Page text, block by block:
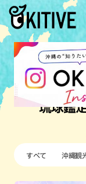
琉球鑑
すべて 沖縄観